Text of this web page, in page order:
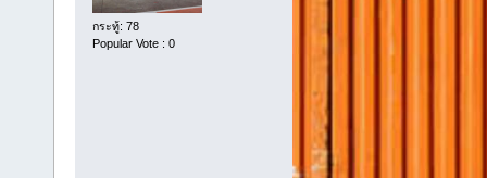
กระทู้: 78
Popular Vote : 0